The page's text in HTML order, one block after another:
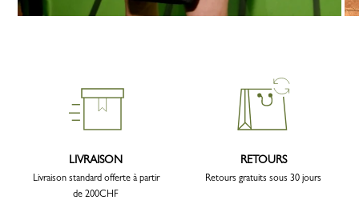
LIVRAISON
Livraison standard offerte à partir
de 200CHF
RETOURS
Retours gratuits sous 30 jours